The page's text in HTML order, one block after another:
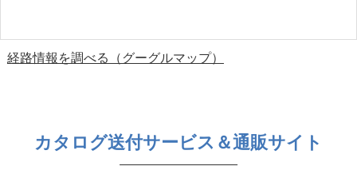
経路情報を調べる（グーグルマップ）
カタログ送付サービス＆通販サイト